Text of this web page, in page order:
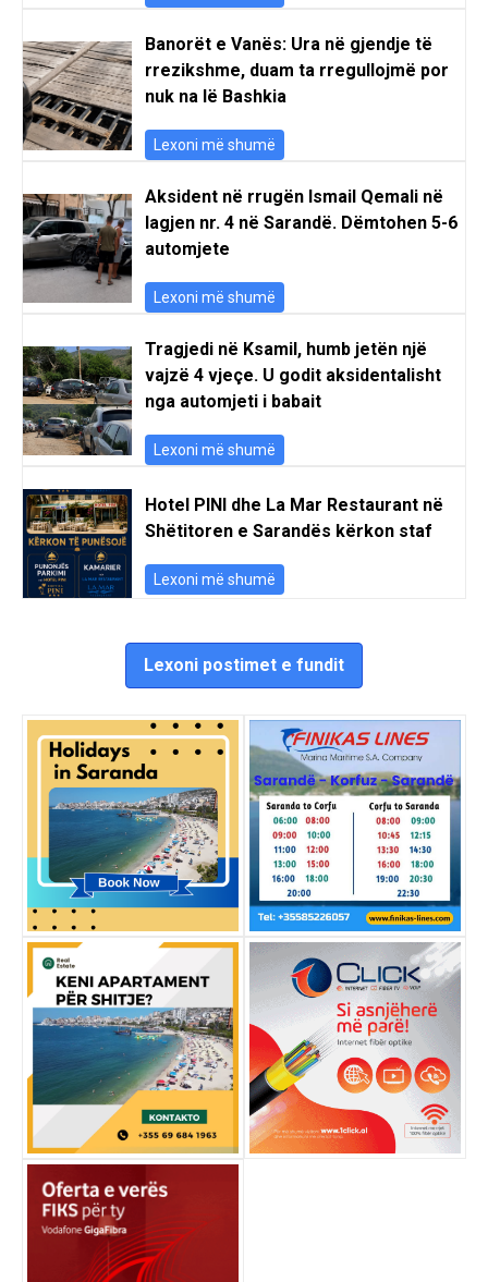
Banorët e Vanës: Ura në gjendje të
rrezikshme, duam ta rregullojmë por
nuk na lë Bashkia
Lexoni më shumë
Aksident në rrugën Ismail Qemali në
lagjen nr. 4 në Sarandë. Dëmtohen 5-6
automjete
Lexoni më shumë
Tragjedi në Ksamil, humb jetën një
vajzë 4 vjeçe. U godit aksidentalisht
nga automjeti i babait
Lexoni më shumë
Hotel PINI dhe La Mar Restaurant në
Shëtitoren e Sarandës kërkon staf
Lexoni më shumë
Lexoni postimet e fundit